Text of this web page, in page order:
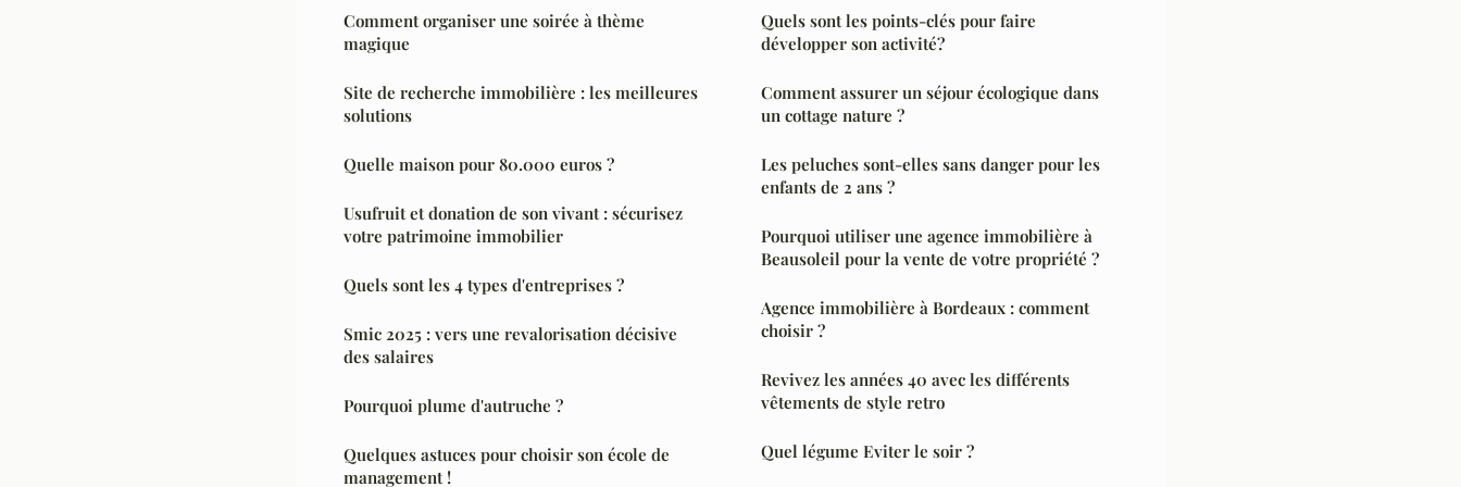
Comment organiser une soirée à thème
magique
Site de recherche immobilière : les meilleures
solutions
Quelle maison pour 80.000 euros ?
Usufruit et donation de son vivant : sécurisez
votre patrimoine immobilier
Quels sont les 4 types d'entreprises ?
Smic 2025 : vers une revalorisation décisive
des salaires
Pourquoi plume d'autruche ?
Quelques astuces pour choisir son école de
management !
Quels sont les points-clés pour faire
développer son activité?
Comment assurer un séjour écologique dans
un cottage nature ?
Les peluches sont-elles sans danger pour les
enfants de 2 ans ?
Pourquoi utiliser une agence immobilière à
Beausoleil pour la vente de votre propriété ?
Agence immobilière à Bordeaux : comment
choisir ?
Revivez les années 40 avec les différents
vêtements de style retro
Quel légume Eviter le soir ?